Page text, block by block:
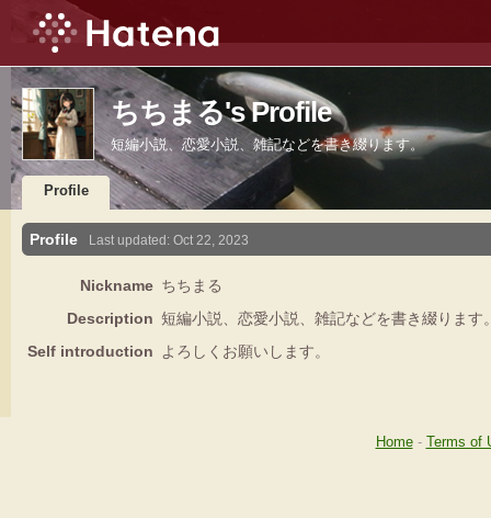
ちちまる's Profile
短編小説、恋愛小説、雑記などを書き綴ります。
Profile
Profile Last updated: Oct 22, 2023
Nickname ちちまる
Description 短編小説、恋愛小説、雑記などを書き綴ります
Self introduction よろしくお願いします。
Home- Terms of